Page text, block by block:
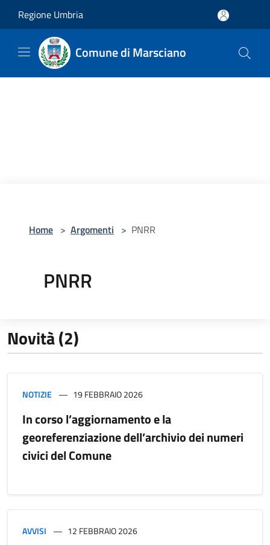
Regione Umbria
Comune di Marsciano
Home > Argomenti > PNRR
PNRR
Novità (2)
NOTIZIE 19 FEBBRAIO 2026
In corso l’aggiornamento e la
georeferenziazione dell’archivio dei numeri
civici del Comune
AVVISI 12 FEBBRAIO 2026